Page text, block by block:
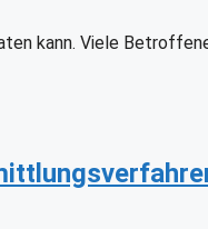
kann. Viele